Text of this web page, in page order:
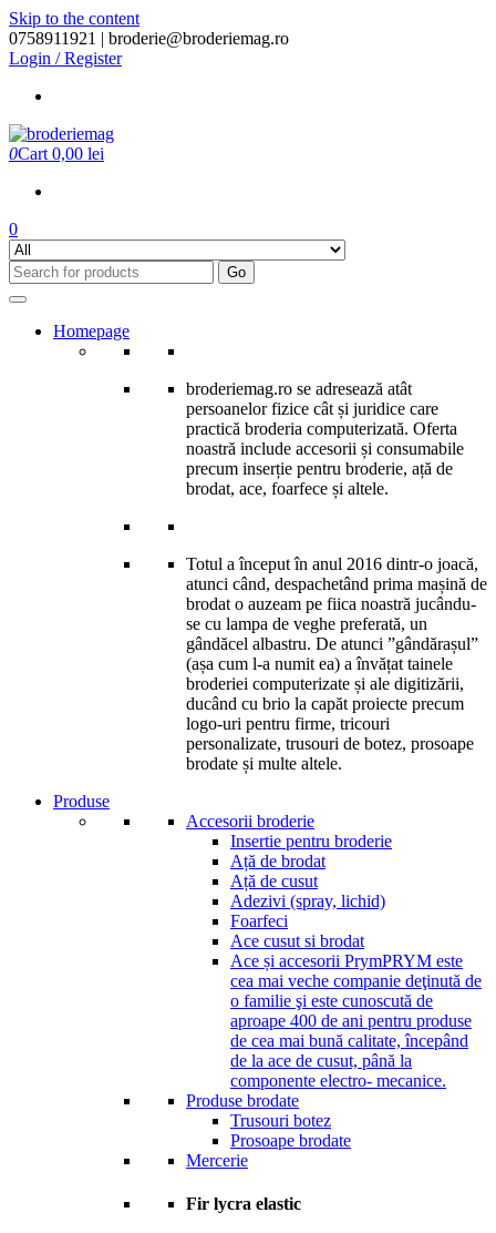
Skip to the content
0758911921 | broderie@broderiemag.ro
Login / Register
0Cart 0,00 lei
0
Go
Homepage
broderiemag.ro se adresează atât
persoanelor fizice cât și juridice care
practică broderia computerizată. Oferta
noastră include accesorii și consumabile
precum inserție pentru broderie, ață de
brodat, ace, foarfece și altele.
Totul a început în anul 2016 dintr-o joacă,
atunci când, despachetând prima mașină de
brodat o auzeam pe fiica noastră jucându-
se cu lampa de veghe preferată, un
gândăcel albastru. De atunci ”gândărașul”
(așa cum l-a numit ea) a învățat tainele
broderiei computerizate și ale digitizării,
ducând cu brio la capăt proiecte precum
logo-uri pentru firme, tricouri
personalizate, trusouri de botez, prosoape
brodate și multe altele.
Produse
Accesorii broderie
Insertie pentru broderie
Ață de brodat
Ață de cusut
Adezivi (spray, lichid)
Foarfeci
Ace cusut si brodat
Ace și accesorii PrymPRYM este
cea mai veche companie deţinută de
o familie şi este cunoscută de
aproape 400 de ani pentru produse
de cea mai bună calitate, începând
de la ace de cusut, până la
componente electro- mecanice.
Produse brodate
Trusouri botez
Prosoape brodate
Mercerie
Fir lycra elastic